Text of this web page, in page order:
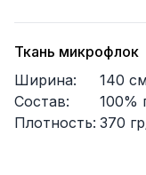
Ткань микрофлок
Ширина:
140
Состав:
100%
Плотность: 370